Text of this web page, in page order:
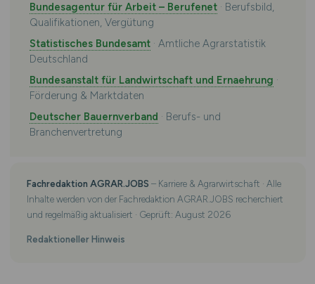
Bundesagentur für Arbeit – Berufenet· Berufsbild,
Qualifikationen, Vergütung
Statistisches Bundesamt· Amtliche Agrarstatistik
Deutschland
Bundesanstalt für Landwirtschaft und Ernaehrung ·
Förderung & Marktdaten
Deutscher Bauernverband · Berufs- und
Branchenvertretung
Fachredaktion AGRAR.JOBS – Karriere & Agrarwirtschaft · Alle
Inhalte werden von der Fachredaktion AGRAR.JOBS recherchiert
und regelmäßig aktualisiert · Geprüft: August 2026
Redaktioneller Hinweis